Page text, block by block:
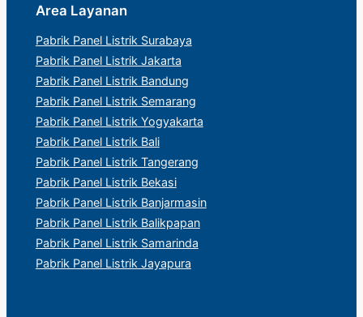
Area Layanan
Pabrik Panel Listrik Surabaya
Pabrik Panel Listrik Jakarta
Pabrik Panel Listrik Bandung
Pabrik Panel Listrik Semarang
Pabrik Panel Listrik Yogyakarta
Pabrik Panel Listrik Bali
Pabrik Panel Listrik Tangerang
Pabrik Panel Listrik Bekasi
Pabrik Panel Listrik Banjarmasin
Pabrik Panel Listrik Balikpapan
Pabrik Panel Listrik Samarinda
Pabrik Panel Listrik Jayapura